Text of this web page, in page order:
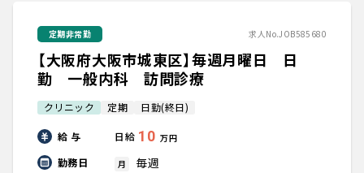
定期非常勤 求人No.JOB585680
【大阪府大阪市城東区】毎週月曜日 日
勤 一般内科 訪問診療
クリニック 定期 日勤(終日)
給 与 日給 10 万円
勤務日 月 毎週